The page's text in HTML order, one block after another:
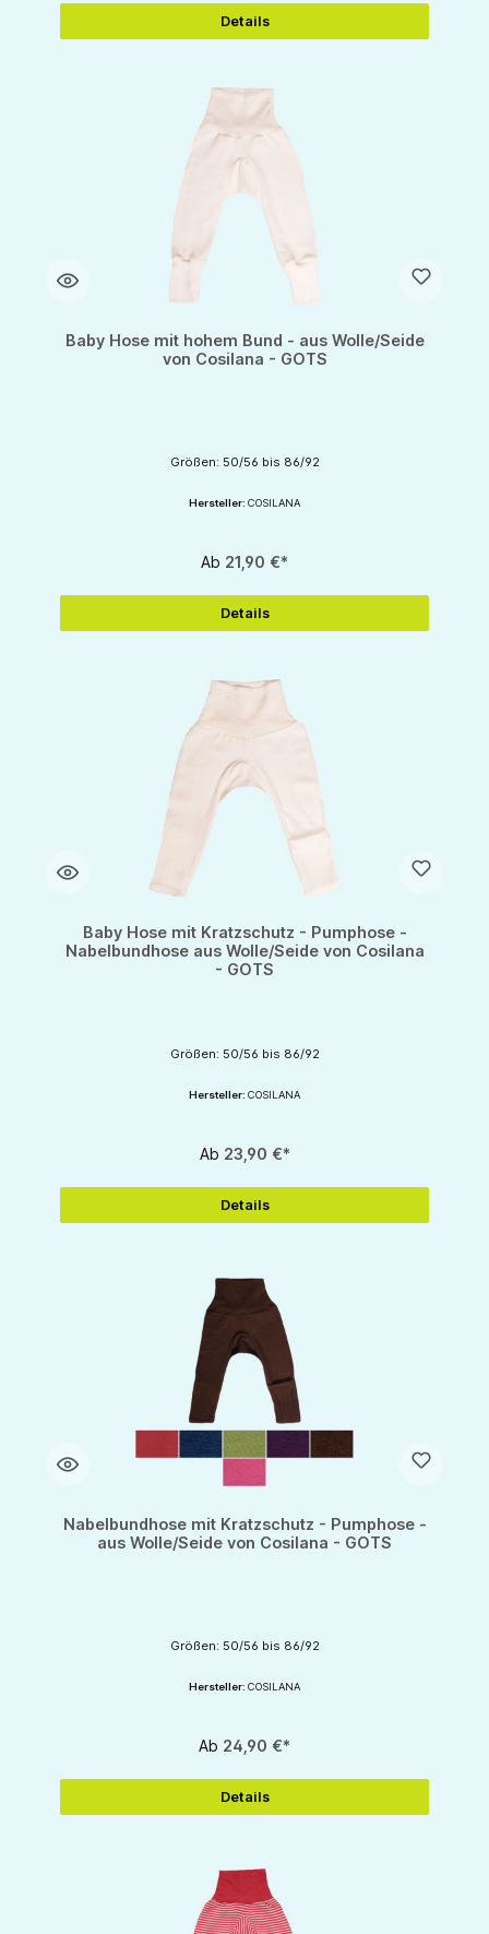
Details
Baby Hose mit hohem Bund - aus Wolle/Seide
von Cosilana - GOTS
Größen: 50/56 bis 86/92
Hersteller: COSILANA
Ab 21,90 €*
Details
Baby Hose mit Kratzschutz - Pumphose -
Nabelbundhose aus Wolle/Seide von Cosilana
- GOTS
Größen: 50/56 bis 86/92
Hersteller: COSILANA
Ab 23,90 €*
Details
Nabelbundhose mit Kratzschutz - Pumphose -
aus Wolle/Seide von Cosilana - GOTS
Größen: 50/56 bis 86/92
Hersteller: COSILANA
Ab 24,90 €*
Details